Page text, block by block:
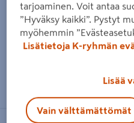
tarjoaminen. Voit antaa
”Hyväksy kaikki”. Pystyt
myöhemmin
Lisätietoja K-ryhmän
Lisää
Vain välttämättömät